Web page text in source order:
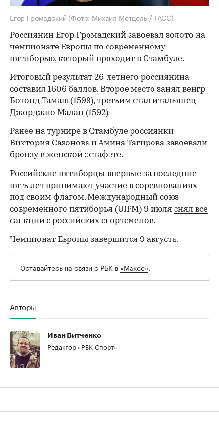
Егор Громадский (Фото: Михаил Метцель / ТАСС)
Россиянин Егор Громадский завоевал золото на
чемпионате Европы по современному
пятиборью, который проходит в Стамбуле.
Итоговый результат 26-летнего россиянина
составил 1606 баллов. Второе место занял венгр
Ботонд Тамаш (1599), третьим стал итальянец
Джорджио Малан (1592).
Ранее на турнире в Стамбуле россиянки
Виктория Сазонова и Амина Тагировазавоевали
бронзув женской эстафете.
00:00 / 00:00
Российские пятиборцы впервые за последние
пять лет принимают участие в соревнованиях
под своим флагом. Международный союз
современного пятиборья (UIPM) 9 июля снял все
санкции с российских спортсменов.
Чемпионат Европы завершится 9 августа.
Оставайтесь на связи с РБК в «Максе».
Авторы
Иван Витченко
Редактор «РБК-Спорт»